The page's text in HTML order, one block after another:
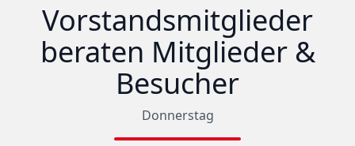
Vorstandsmitglieder
beraten Mitglieder &
Besucher
Donnerstag